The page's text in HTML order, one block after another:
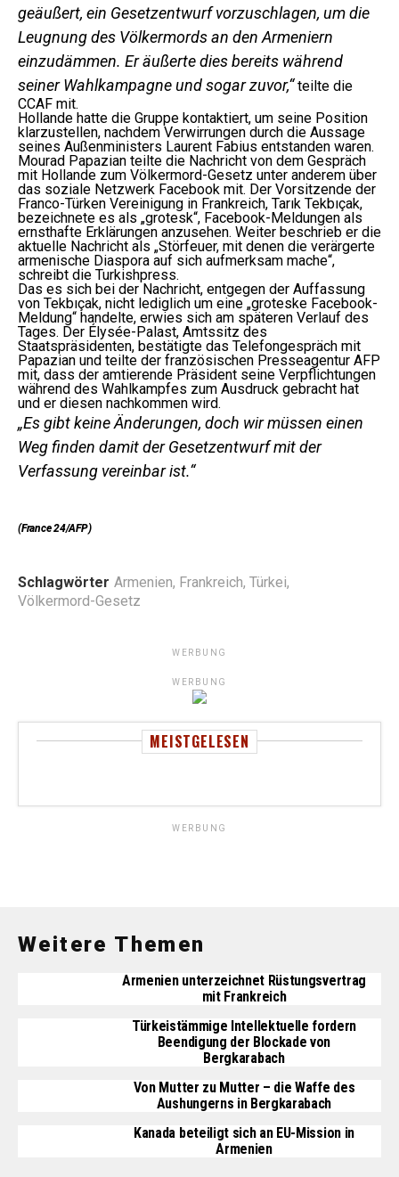
geäußert, ein Gesetzentwurf vorzuschlagen, um die
Leugnung des Völkermords an den Armeniern
einzudämmen. Er äußerte dies bereits während
seiner Wahlkampagne und sogar zuvor,“teilte die
CCAF mit.
Hollande hatte die Gruppe kontaktiert, um seine Position
klarzustellen, nachdem Verwirrungen durch die Aussage
seines Außenministers Laurent Fabius entstanden waren.
Mourad Papazian teilte die Nachricht von dem Gespräch
mit Hollande zum Völkermord-Gesetz unter anderem über
das soziale Netzwerk Facebook mit. Der Vorsitzende der
Franco-Türken Vereinigung in Frankreich, Tarık Tekbıçak,
bezeichnete es als „grotesk“, Facebook-Meldungen als
ernsthafte Erklärungen anzusehen. Weiter beschrieb er die
aktuelle Nachricht als „Störfeuer, mit denen die verärgerte
armenische Diaspora auf sich aufmerksam mache“,
schreibt die Turkishpress.
Das es sich bei der Nachricht, entgegen der Auffassung
von Tekbıçak, nicht lediglich um eine „groteske Facebook-
Meldung“ handelte, erwies sich am späteren Verlauf des
Tages. Der Élysée-Palast, Amtssitz des
Staatspräsidenten, bestätigte das Telefongespräch mit
Papazian und teilte der französischen Presseagentur AFP
mit, dass der amtierende Präsident seine Verpflichtungen
während des Wahlkampfes zum Ausdruck gebracht hat
und er diesen nachkommen wird.
„Es gibt keine Änderungen, doch wir müssen einen
Weg finden damit der Gesetzentwurf mit der
Verfassung vereinbar ist.“
(France 24/AFP)
Schlagwörter Armenien, Frankreich, Türkei,
Völkermord-Gesetz
WERBUNG
WERBUNG
MEISTGELESEN
WERBUNG
Weitere Themen
Armenien unterzeichnet Rüstungsvertrag
mit Frankreich
Türkeistämmige Intellektuelle fordern
Beendigung der Blockade von
Bergkarabach
Von Mutter zu Mutter – die Waffe des
Aushungerns in Bergkarabach
Kanada beteiligt sich an EU-Mission in
Armenien